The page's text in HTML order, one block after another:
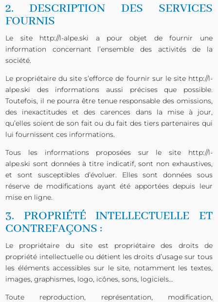
2. DESCRIPTION DES SERVICES
FOURNIS
Le site http://l-alpe.ski a pour objet de fournir une
information concernant l’ensemble des activités de la
société.
Le propriétaire du site s’efforce de fournir sur le site http://l-
alpe.ski des informations aussi précises que possible.
Toutefois, il ne pourra être tenue responsable des omissions,
des inexactitudes et des carences dans la mise à jour,
qu’elles soient de son fait ou du fait des tiers partenaires qui
lui fournissent ces informations.
Tous les informations proposées sur le site http://l-
alpe.ski sont données à titre indicatif, sont non exhaustives,
et sont susceptibles d’évoluer. Elles sont données sous
réserve de modifications ayant été apportées depuis leur
mise en ligne.
3. PROPRIÉTÉ INTELLECTUELLE ET
CONTREFAÇONS :
Le propriétaire du site est propriétaire des droits de
propriété intellectuelle ou détient les droits d’usage sur tous
les éléments accessibles sur le site, notamment les textes,
images, graphismes, logo, icônes, sons, logiciels…
Toute reproduction, représentation, modification,